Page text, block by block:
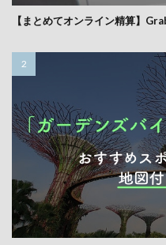
【まとめてオンライン精算】